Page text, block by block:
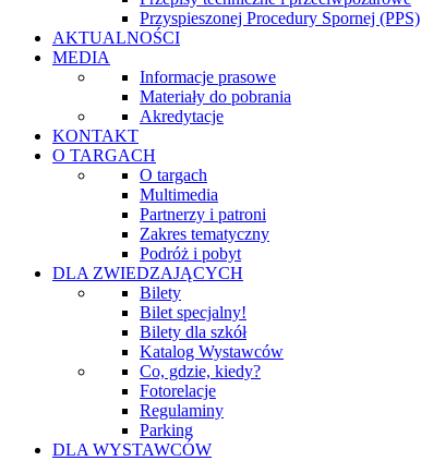
Przyspieszonej Procedury Spornej (PPS)
AKTUALNOŚCI
MEDIA
Informacje prasowe
Materiały do pobrania
Akredytacje
KONTAKT
O TARGACH
O targach
Multimedia
Partnerzy i patroni
Zakres tematyczny
Podróż i pobyt
DLA ZWIEDZAJĄCYCH
Bilety
Bilet specjalny!
Bilety dla szkół
Katalog Wystawców
Co, gdzie, kiedy?
Fotorelacje
Regulaminy
Parking
DLA WYSTAWCÓW